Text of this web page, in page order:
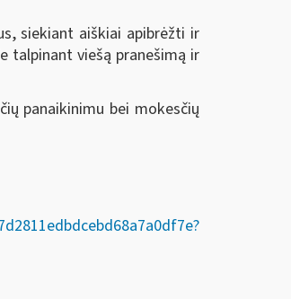
siekiant aiškiai apibrėžti ir
viešą pranešimą ir
panaikinimu bei mokesčių